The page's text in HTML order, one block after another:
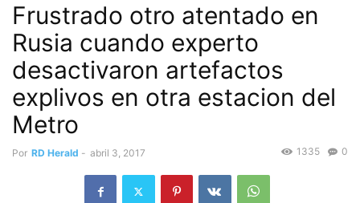
Frustrado otro atentado en
Rusia cuando experto
desactivaron artefactos
explivos en otra estacion del
Metro
Por RD Herald - abril 3, 2017 0
1335